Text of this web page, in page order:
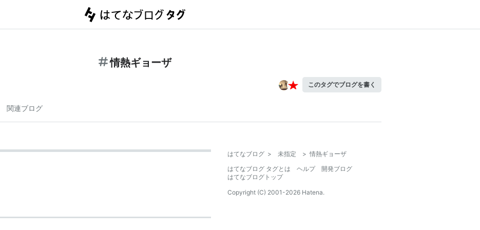
情熱ギョーザ
このタグでブログを書く
関連ブログ
はてなブログ > 未指定 > 情熱ギョーザ
はてなブログ タグとは
ヘルプ
開発ブログ
はてなブログトップ
Copyright (C) 2001-2026 Hatena.